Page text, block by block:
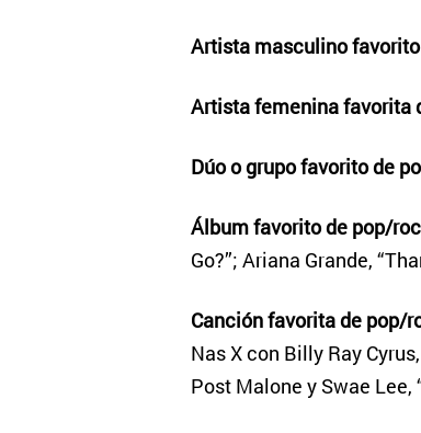
Artista masculino
Artista femenina favorita
Dúo o grupo favorito de
Álbum favorito de pop/
Go?”; Ariana Grande,
Canción favorita de pop/
Nas X con Billy Ray
Post Malone y Swae Lee,